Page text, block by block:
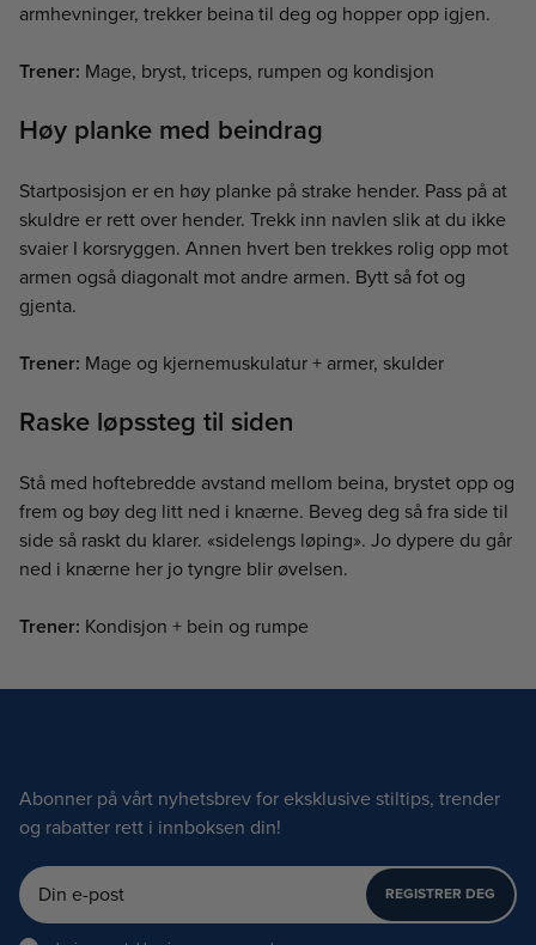
armhevninger, trekker beina til deg og hopper opp igjen.
Trener: Mage, bryst, triceps, rumpen og kondisjon
Høy planke med beindrag
Startposisjon er en høy planke på strake hender. Pass på at
skuldre er rett over hender. Trekk inn navlen slik at du ikke
svaier I korsryggen. Annen hvert ben trekkes rolig opp mot
armen også diagonalt mot andre armen. Bytt så fot og
gjenta.
Trener: Mage og kjernemuskulatur + armer, skulder
Raske løpssteg til siden
Stå med hoftebredde avstand mellom beina, brystet opp og
frem og bøy deg litt ned i knærne. Beveg deg så fra side til
side så raskt du klarer. «sidelengs løping». Jo dypere du går
ned i knærne her jo tyngre blir øvelsen.
Trener: Kondisjon + bein og rumpe
Abonner på vårt nyhetsbrev for eksklusive stiltips, trender
og rabatter rett i innboksen din!
REGISTRER DEG